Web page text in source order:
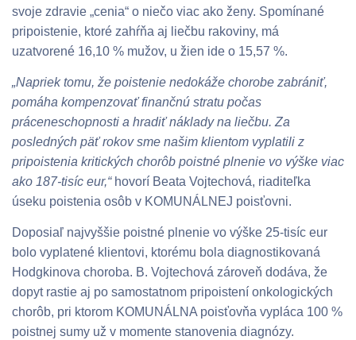
svoje zdravie „cenia“ o niečo viac ako ženy. Spomínané
pripoistenie, ktoré zahŕňa aj liečbu rakoviny, má
uzatvorené 16,10 % mužov, u žien ide o 15,57 %.
„Napriek tomu, že poistenie nedokáže chorobe zabrániť,
pomáha kompenzovať finančnú stratu počas
práceneschopnosti a hradiť náklady na liečbu. Za
posledných päť rokov sme našim klientom vyplatili z
pripoistenia kritických chorôb poistné plnenie vo výške viac
ako 187-tisíc eur,“hovorí Beata Vojtechová, riaditeľka
úseku poistenia osôb v KOMUNÁLNEJ poisťovni.
Doposiaľ najvyššie poistné plnenie vo výške 25-tisíc eur
bolo vyplatené klientovi, ktorému bola diagnostikovaná
Hodgkinova choroba. B. Vojtechová zároveň dodáva, že
dopyt rastie aj po samostatnom pripoistení onkologických
chorôb, pri ktorom KOMUNÁLNA poisťovňa vypláca 100 %
poistnej sumy už v momente stanovenia diagnózy.